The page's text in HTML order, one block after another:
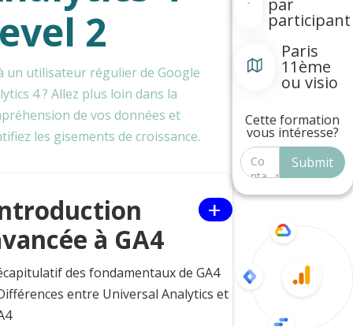
2
un utilisateur régulier de Google
4 ? Allez plus loin dans la
de vos données et
les gisements de croissance.
à GA4
+
des fondamentaux de GA4
entre Universal Analytics et
par
participant
Paris
11ème
ou visio
Cette formation
vous intéresse?